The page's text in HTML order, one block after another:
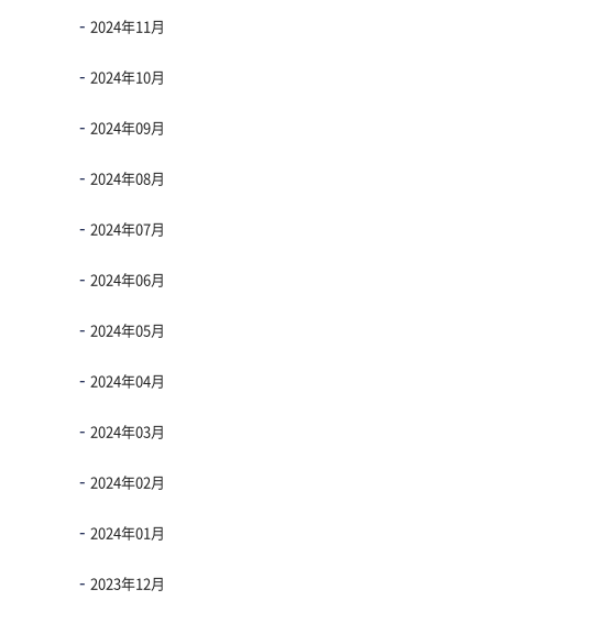
2024年11月
2024年10月
2024年09月
2024年08月
2024年07月
2024年06月
2024年05月
2024年04月
2024年03月
2024年02月
2024年01月
2023年12月